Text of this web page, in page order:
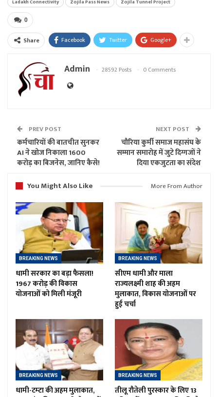
Ladakh Connectivity
Zojila Pass News Zojila Tunnel Project
0
Share Facebook Twitter Google+
Admin 28592 Posts 0 Comments
PREV POST
कर्मचारियों की बातचीत सुनकर
AI ने खोज निकाला 1600
करोड़ का बिजनेस, जानिए कैसे!
NEXT POST
चौरिया कुर्मी समाज महासंघ के
सम्मान समारोह में जुटे दिग्गजों ने
दिया एकजुटता का संदेश
You Might Also Like
More From Author
BREAKING NEWS
धामी सरकार का बड़ा फैसला!
1967 करोड़ की विकास
योजनाओं को मिली मंजूरी
BREAKING NEWS
सीएम धामी और माला
राज्यलक्ष्मी शाह की अहम
मुलाकात, विकास योजनाओं पर
हुई चर्चा
BREAKING NEWS
धामी-टम्टा की अहम मुलाकात,
BREAKING NEWS
तीलू रौतेली पुरस्कार के लिए 13